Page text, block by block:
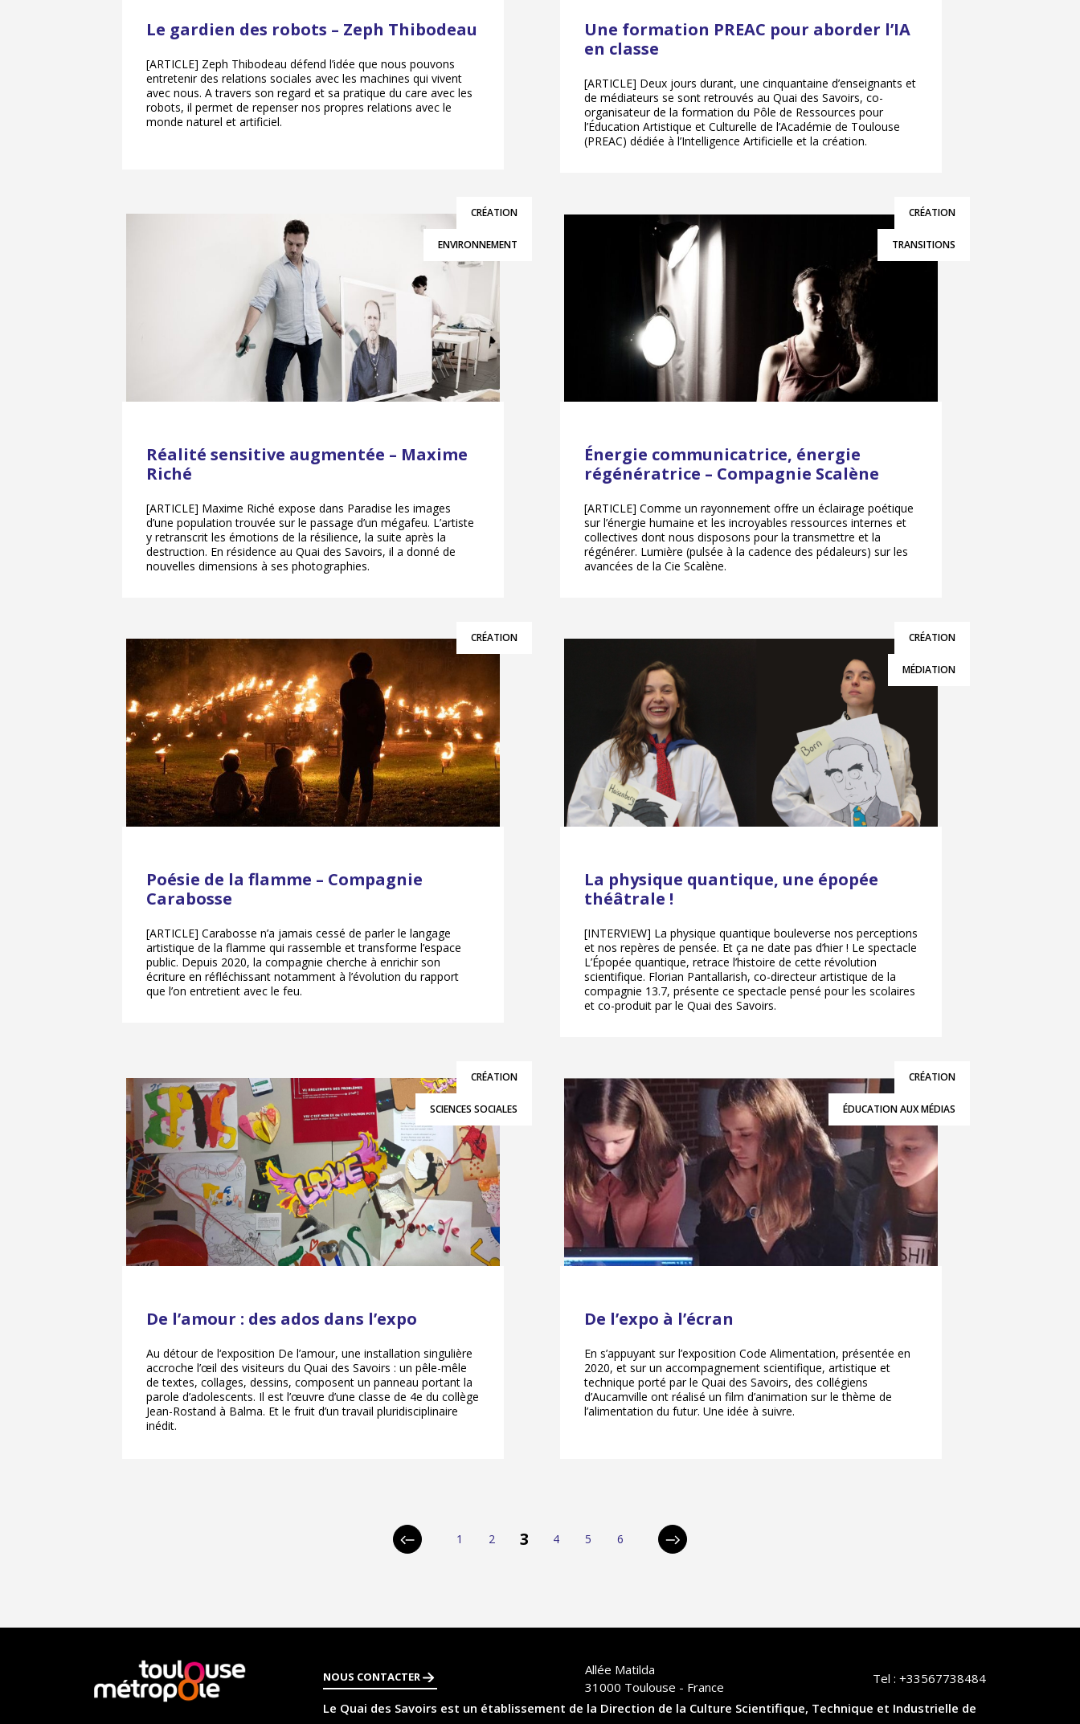
Le gardien des robots – Zeph Thibodeau
[ARTICLE] Zeph Thibodeau défend l’idée que nous pouvons
entretenir des relations sociales avec les machines qui vivent
avec nous. A travers son regard et sa pratique du care avec les
robots, il permet de repenser nos propres relations avec le
monde naturel et artificiel.
Une formation PREAC pour aborder l’IA
en classe
[ARTICLE] Deux jours durant, une cinquantaine d’enseignants et
de médiateurs se sont retrouvés au Quai des Savoirs, co-
organisateur de la formation du Pôle de Ressources pour
l’Éducation Artistique et Culturelle de l’Académie de Toulouse
(PREAC) dédiée à l’Intelligence Artificielle et la création.
CRÉATION
ENVIRONNEMENT
Réalité sensitive augmentée – Maxime
Riché
[ARTICLE] Maxime Riché expose dans Paradise les images
d’une population trouvée sur le passage d’un mégafeu. L’artiste
y retranscrit les émotions de la résilience, la suite après la
destruction. En résidence au Quai des Savoirs, il a donné de
nouvelles dimensions à ses photographies.
CRÉATION
TRANSITIONS
Énergie communicatrice, énergie
régénératrice – Compagnie Scalène
[ARTICLE] Comme un rayonnement offre un éclairage poétique
sur l’énergie humaine et les incroyables ressources internes et
collectives dont nous disposons pour la transmettre et la
régénérer. Lumière (pulsée à la cadence des pédaleurs) sur les
avancées de la Cie Scalène.
CRÉATION
Poésie de la flamme – Compagnie
Carabosse
[ARTICLE] Carabosse n’a jamais cessé de parler le langage
artistique de la flamme qui rassemble et transforme l’espace
public. Depuis 2020, la compagnie cherche à enrichir son
écriture en réfléchissant notamment à l’évolution du rapport
que l’on entretient avec le feu.
CRÉATION
MÉDIATION
La physique quantique, une épopée
théâtrale !
[INTERVIEW] La physique quantique bouleverse nos perceptions
et nos repères de pensée. Et ça ne date pas d’hier ! Le spectacle
L’Épopée quantique, retrace l’histoire de cette révolution
scientifique. Florian Pantallarish, co-directeur artistique de la
compagnie 13.7, présente ce spectacle pensé pour les scolaires
et co-produit par le Quai des Savoirs.
CRÉATION
SCIENCES SOCIALES
De l’amour : des ados dans l’expo
Au détour de l‘exposition De l’amour, une installation singulière
accroche l’œil des visiteurs du Quai des Savoirs : un pêle-mêle
de textes, collages, dessins, composent un panneau portant la
parole d’adolescents. Il est l’œuvre d’une classe de 4e du collège
Jean-Rostand à Balma. Et le fruit d’un travail pluridisciplinaire
inédit.
CRÉATION
ÉDUCATION AUX MÉDIAS
De l’expo à l’écran
En s’appuyant sur l’exposition Code Alimentation, présentée en
2020, et sur un accompagnement scientifique, artistique et
technique porté par le Quai des Savoirs, des collégiens
d’Aucamville ont réalisé un film d’animation sur le thème de
l’alimentation du futur. Une idée à suivre.
pagination
Page
Page
1 Page
2 Page
3 Page
4 Page
5 Page
6
Page
En
savoir
plus
NOUS CONTACTER
Allée Matilda
31000 Toulouse - France
Tel : +33567738484
Le Quai des Savoirs est un établissement de la Direction de la Culture Scientifique, Technique et Industrielle de